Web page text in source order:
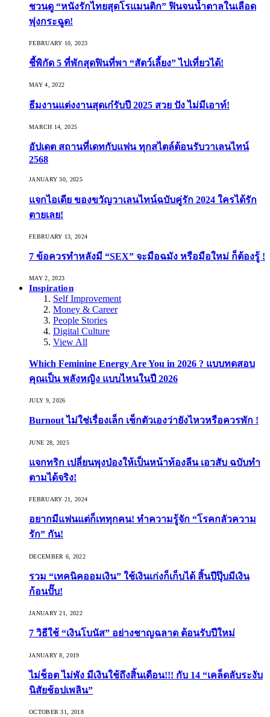
ชวนดู “หนังรักไทยสุดโรแมนติก” ฟินจนน้ำตาลในเลือด
พุ่งกระฉูด!
FEBRUARY 10, 2023
ชี้พิกัด 5 ที่พักสุดฟินที่พา “สัตว์เลี้ยง” ไปเที่ยวได้!
MAY 4, 2022
ธีมงานแต่งงานสุดเก๋รับปี 2025 สวย ปัง ไม่มีเอาท์!
MARCH 14, 2025
อัปเดต สถานที่เดทกับแฟน ทุกสไตล์ต้อนรับวาเลนไทน์
2568
JANUARY 30, 2025
แจกไอเดีย ของขวัญวาเลนไทน์ฉบับคู่รัก 2024 ใครได้รัก
ตายเลย!
FEBRUARY 13, 2024
7 ข้อควรทำหลังมี “SEX” จะมือฉมัง หรือมือใหม่ ก็ต้องรู้ !
MAY 2, 2023
Inspiration
Self Improvement
Money & Career
People Stories
Digital Culture
View All
Which Feminine Energy Are You in 2026 ? แบบทดสอบ
คุณเป็น พลังหญิง แบบไหนในปี 2026
JULY 9, 2026
Burnout ไม่ใช่เรื่องเล็ก เช็กตัวเองว่ายังไหวหรือควรพัก !
JUNE 28, 2025
แจกทริก เปลี่ยนพุงป่องให้เป็นหน้าท้องลีน เอวสับ ฉบับทำ
ตามได้จริง!
FEBRUARY 21, 2024
อยากมีแฟนแต่ก็เททุกคน! ทำความรู้จัก “โรคกลัวความ
รัก” กัน!
DECEMBER 6, 2022
รวม “เทคนิคออมเงิน” ใช้เงินเก่งก็เก็บได้ สิ้นปีปุ๊บมีเงิน
ก้อนปั๊บ!
JANUARY 21, 2022
7 วิธีใช้ “เงินโบนัส” อย่างชาญฉลาด ต้อนรับปีใหม่
JANUARY 8, 2019
ไม่ช็อต ไม่พัง มีเงินใช้ถึงสิ้นเดือน!!! กับ 14 “เคล็ดลับระงับ
นิสัยช้อปเพลิน”
OCTOBER 31, 2018